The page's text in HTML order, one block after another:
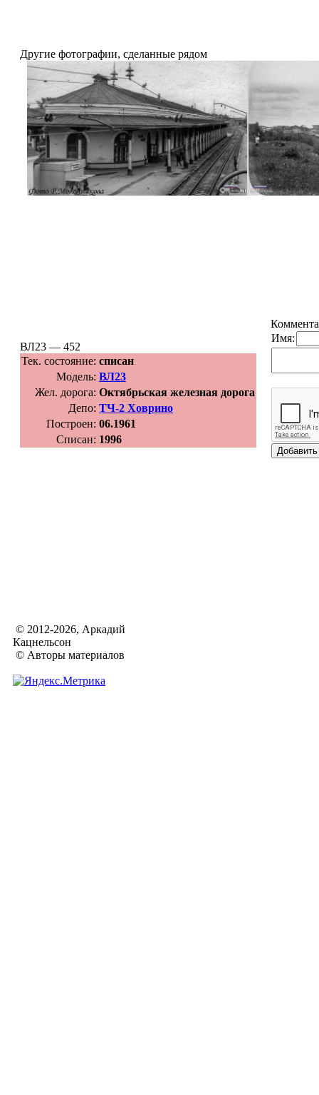
Другие фотографии, сделанные рядом
ВЛ23 — 452
Тек. состояние: списан
Модель: ВЛ23
Жел. дорога: Октябрьская железная дорога
Депо: ТЧ-2 Ховрино
Построен: 06.1961
Списан: 1996
Имя:
© 2012-2026, Аркадий
Кацнельсон
© Авторы материалов